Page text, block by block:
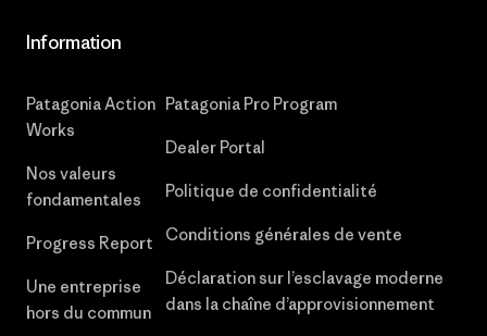
Information
Patagonia Action
Works
Nos valeurs
fondamentales
Progress Report
Une entreprise
hors du commun
Patagonia Pro Program
Dealer Portal
Politique de confidentialité
Conditions générales de vente
Déclaration sur l’esclavage moderne
dans la chaîne d’approvisionnement